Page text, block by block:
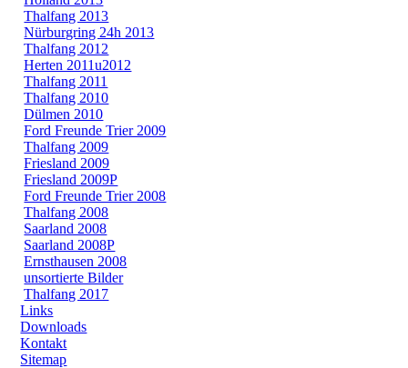
Thalfang 2013
Nürburgring 24h 2013
Thalfang 2012
Herten 2011u2012
Thalfang 2011
Thalfang 2010
Dülmen 2010
Ford Freunde Trier 2009
Thalfang 2009
Friesland 2009
Friesland 2009P
Ford Freunde Trier 2008
Thalfang 2008
Saarland 2008
Saarland 2008P
Ernsthausen 2008
unsortierte Bilder
Thalfang 2017
Links
Downloads
Kontakt
Sitemap